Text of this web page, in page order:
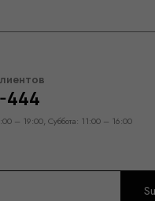
444
– 19:00, Суббота: 11:00 – 16:00